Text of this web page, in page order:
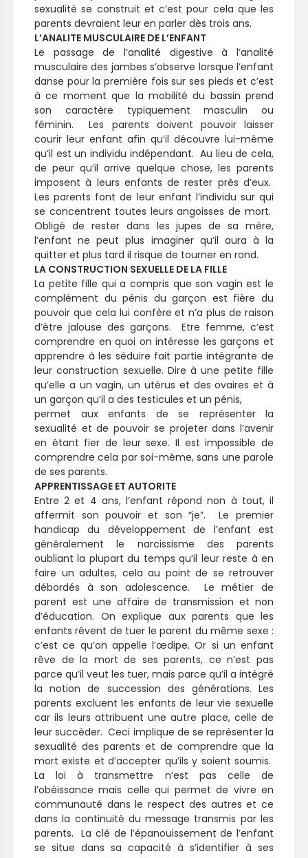
sexualité se construit et c’est pour cela que les
parents devraient leur en parler dès trois ans.
L’ANALITE MUSCULAIRE DE L’ENFANT
Le passage de l’analité digestive à l’analité
musculaire des jambes s’observe lorsque l’enfant
danse pour la première fois sur ses pieds et c’est
à ce moment que la mobilité du bassin prend
son caractère typiquement masculin ou
féminin. Les parents doivent pouvoir laisser
courir leur enfant afin qu’il découvre lui-même
qu’il est un individu indépendant. Au lieu de cela,
de peur qu’il arrive quelque chose, les parents
imposent à leurs enfants de rester près d’eux.
Les parents font de leur enfant l’individu sur qui
se concentrent toutes leurs angoisses de mort.
Obligé de rester dans les jupes de sa mère,
l’enfant ne peut plus imaginer qu’il aura à la
quitter et plus tard il risque de tourner en rond.
LA CONSTRUCTION SEXUELLE DE LA FILLE
La petite fille qui a compris que son vagin est le
complément du pénis du garçon est fière du
pouvoir que cela lui confère et n’a plus de raison
d’être jalouse des garçons. Etre femme, c’est
comprendre en quoi on intéresse les garçons et
apprendre à les séduire fait partie intégrante de
leur construction sexuelle. Dire à une petite fille
qu’elle a un vagin, un utérus et des ovaires et à
un garçon qu’il a des testicules et un pénis,
permet aux enfants de se représenter la
sexualité et de pouvoir se projeter dans l’avenir
en étant fier de leur sexe. Il est impossible de
comprendre cela par soi-même, sans une parole
de ses parents.
APPRENTISSAGE ET AUTORITE
Entre 2 et 4 ans, l’enfant répond non à tout, il
affermit son pouvoir et son “je”. Le premier
handicap du développement de l’enfant est
généralement le narcissisme des parents
oubliant la plupart du temps qu’il leur reste à en
faire un adultes, cela au point de se retrouver
débordés à son adolescence. Le métier de
parent est une affaire de transmission et non
d’éducation. On explique aux parents que les
enfants rêvent de tuer le parent du même sexe :
c’est ce qu’on appelle l’œdipe. Or si un enfant
rêve de la mort de ses parents, ce n’est pas
parce qu’il veut les tuer, mais parce qu’il a intégré
la notion de succession des générations. Les
parents excluent les enfants de leur vie sexuelle
car ils leurs attribuent une autre place, celle de
leur succéder. Ceci implique de se représenter la
sexualité des parents et de comprendre que la
mort existe et d’accepter qu’ils y soient soumis.
La loi à transmettre n’est pas celle de
l’obéissance mais celle qui permet de vivre en
communauté dans le respect des autres et ce
dans la continuité du message transmis par les
parents. La clé de l’épanouissement de l’enfant
se situe dans sa capacité à s’identifier à ses